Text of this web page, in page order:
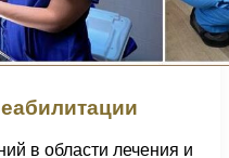
в области лечения и